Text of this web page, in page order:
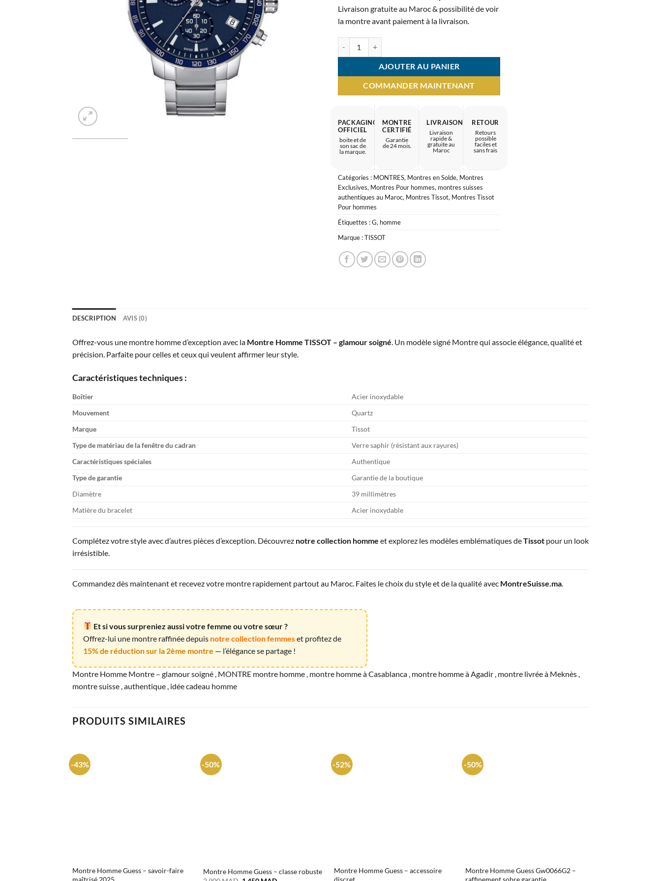
Livraison gratuite au Maroc & possibilité de voir
la montre avant paiement à la livraison.
AJOUTER AU PANIER
COMMANDER MAINTENANT
PACKAGING
OFFICIEL
boite et de
son sac de
la marque.
MONTRE
CERTIFIÉ
Garantie
de 24 mois.
LIVRAISON
Livraison
rapide &
gratuite au
Maroc
RETOUR
Retours
possible
faciles et
sans frais
Catégories : MONTRES, Montres en Solde, Montres
Exclusives, Montres Pour hommes, montres suisses
authentiques au Maroc, Montres Tissot, Montres Tissot
Pour hommes
Étiquettes :G, homme
Marque :TISSOT
DESCRIPTION AVIS (0)
Offrez-vous une montre homme d’exception avec la Montre Homme TISSOT – glamour soigné. Un modèle signé Montre qui associe élégance, qualité et
précision. Parfaite pour celles et ceux qui veulent affirmer leur style.
Caractéristiques techniques :
Boîtier
Acier inoxydable
Mouvement
Quartz
Marque
Tissot
Type de matériau de la fenêtre du cadran
Verre saphir (résistant aux rayures)
Caractéristiques spéciales
Authentique
Type de garantie
Garantie de la boutique
Diamètre
39 millimètres
Matière du bracelet
Acier inoxydable
Complétez votre style avec d’autres pièces d’exception. Découvrez notre collection homme et explorez les modèles emblématiques deTissot pour un look
irrésistible.
Commandez dès maintenant et recevez votre montre rapidement partout au Maroc. Faites le choix du style et de la qualité avec MontreSuisse.ma.
Et si vous surpreniez aussi votre femme ou votre sœur ?
Offrez-lui une montre raffinée depuis notre collection femmeset profitez de
15% de réduction sur la 2ème montre — l’élégance se partage !
Montre Homme Montre – glamour soigné , MONTRE montre homme , montre homme à Casablanca , montre homme à Agadir , montre livrée à Meknès ,
montre suisse , authentique , idée cadeau homme
PRODUITS SIMILAIRES
-43%
Montre Homme Guess – savoir-faire
-50%
Montre Homme Guess – classe robuste
-52%
Montre Homme Guess – accessoire
-50%
Montre Homme Guess Gw0066G2 –